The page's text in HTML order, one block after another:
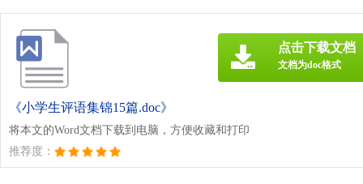
《小学生评语集锦15篇.doc》
将本文的Word文档下载到电脑，方便收藏和打印
推荐度：
点击下载文档
文档为doc格式